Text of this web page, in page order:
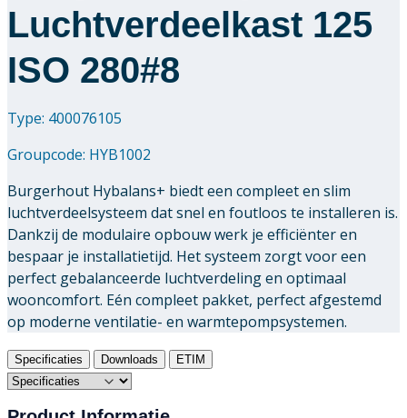
Luchtverdeelkast 125
ISO 280#8
Type: 400076105
Groupcode: HYB1002
Burgerhout Hybalans+ biedt een compleet en slim
luchtverdeelsysteem dat snel en foutloos te installeren is.
Dankzij de modulaire opbouw werk je efficiënter en
bespaar je installatietijd. Het systeem zorgt voor een
perfect gebalanceerde luchtverdeling en optimaal
wooncomfort. Eén compleet pakket, perfect afgestemd
op moderne ventilatie- en warmtepompsystemen.
Specificaties Downloads ETIM